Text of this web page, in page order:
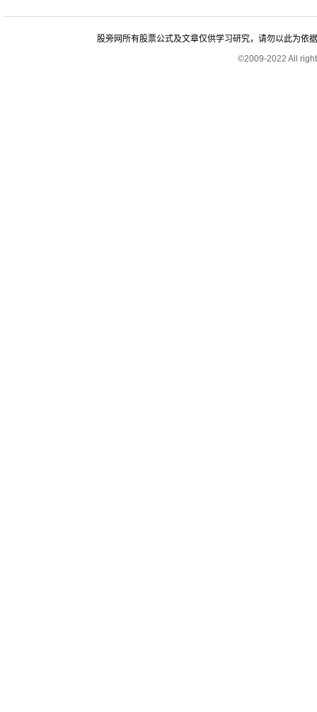
股旁网所有股票公式及文章仅供学习研究，请勿以此为依
©2009-2022 All